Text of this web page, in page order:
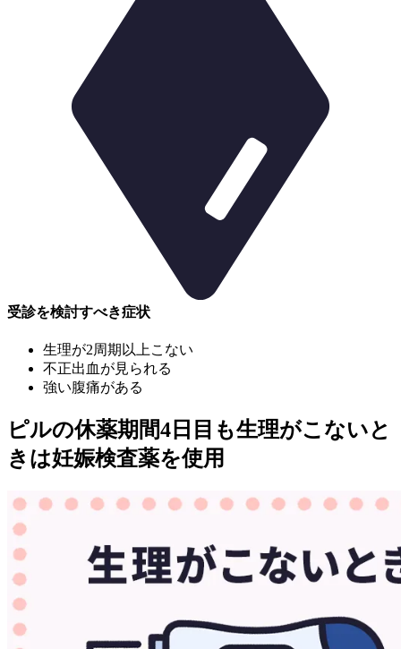
受診を検討すべき症状
生理が2周期以上こない
不正出血が見られる
強い腹痛がある
ピルの休薬期間4日目も生理がこないと
きは妊娠検査薬を使用